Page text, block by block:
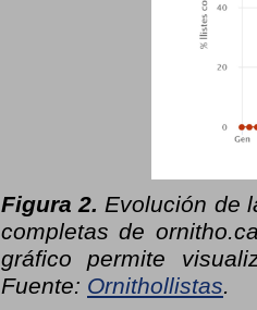
Figura 2. Evolución de
completas de
gráfico permite
Fuente: Ornithollistas.